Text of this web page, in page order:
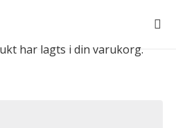
har lagts i din varukorg.